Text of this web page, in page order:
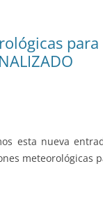
esta nueva
meteorológicas